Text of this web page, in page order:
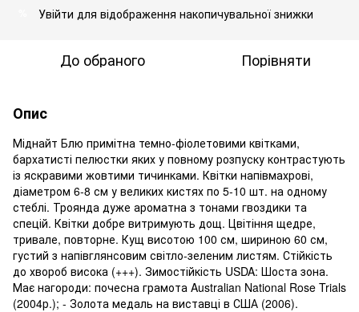
Увійти для відображення накопичувальної знижки
До обраного Порівняти
Опис
Міднайт Блю примітна темно-фіолетовими квітками,
бархатисті пелюстки яких у повному розпуску контрастують
із яскравими жовтими тичинками. Квітки напівмахрові,
діаметром 6-8 см у великих кистях по 5-10 шт. на одному
стеблі. Троянда дуже ароматна з тонами гвоздики та
спецій. Квітки добре витримують дощ. Цвітіння щедре,
тривале, повторне. Кущ висотою 100 см, шириною 60 см,
густий з напівглянсовим світло-зеленим листям. Стійкість
до хвороб висока (+++). Зимостійкість USDA: Шоста зона.
Має нагороди: почесна грамота Australian National Rose Trials
(2004р.); - Золота медаль на виставці в США (2006).